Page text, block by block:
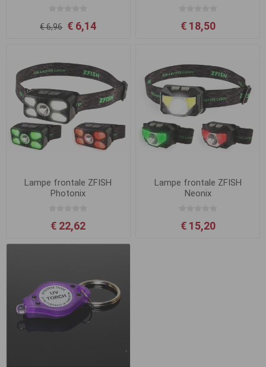
€ 6,96 € 6,14 € 18,50
Lampe frontale ZFISH
Photonix
€ 22,62
Lampe frontale ZFISH
Neonix
€ 15,20